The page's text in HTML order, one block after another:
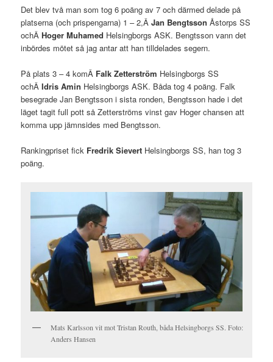
Det blev två man som tog 6 poäng av 7 och därmed delade på
platserna (och prispengarna) 1 – 2,ÂJan Bengtsson Åstorps SS
ochÂHoger Muhamed Helsingborgs ASK. Bengtsson vann det
inbördes mötet så jag antar att han tilldelades segern.
På plats 3 – 4 komÂ Falk Zetterström Helsingborgs SS
ochÂIdris Amin Helsingborgs ASK. Båda tog 4 poäng. Falk
besegrade Jan Bengtsson i sista ronden, Bengtsson hade i det
läget tagit full pott så Zetterströms vinst gav Hoger chansen att
komma upp jämnsides med Bengtsson.
Rankingpriset fick Fredrik Sievert Helsingborgs SS, han tog 3
poäng.
Mats Karlsson vit mot Tristan Routh, båda Helsingborgs SS. Foto:
Anders Hansen